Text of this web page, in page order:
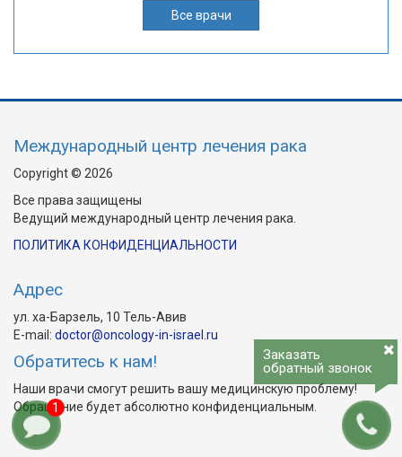
Все врачи
Международный центр лечения рака
Copyright © 2026
Все права защищены
Ведущий международный центр лечения рака.
ПОЛИТИКА КОНФИДЕНЦИАЛЬНОСТИ
Адрес
ул. ха-Барзель, 10 Тель-Авив
E-mail: doctor@oncology-in-israel.ru
Обратитесь к нам!
Наши врачи смогут решить вашу медицинскую проблему!
Обращение будет абсолютно конфиденциальным.
Заказать
обратный звонок